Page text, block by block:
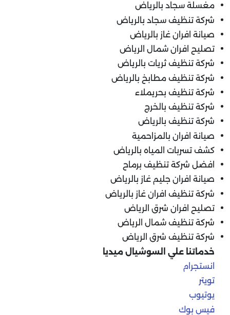
مغسلة سجاد بالرياض
شركة تنظيف سجاد بالرياض
صيانة افران غاز بالرياض
تصليح افران شمال الرياض
شركة تنظيف ثريات بالرياض
شركة تنظيف مطابخ بالرياض
شركة تنظيف بحريملاء
شركة تنظيف بالخرج
شركة تنظيف بالرياض
صيانة افران بالمزاحمية
كشف تسربات المياه بالرياض
افضل شركة تنظيف برماح
صيانة افران جليم غاز بالرياض
شركة تنظيف افران غاز بالرياض
تصليح افران شرق الرياض
شركة تنظيف شمال الرياض
شركة تنظيف شرق الرياض
خدماتنا علي السوشيال ميديا
انستجرام
تويتر
يوتيوب
فيس بوك